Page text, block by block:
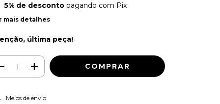
5% de descontopagando com Pix
mais detalhes
última peça!
para o CEP:
Meios de envio